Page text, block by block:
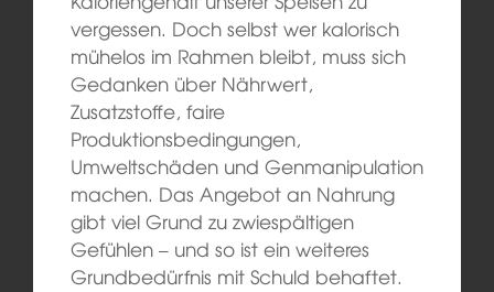
vergessen. Doch selbst wer kalorisch
mühelos im Rahmen bleibt, muss sich
Gedanken über Nährwert,
Zusatzstoffe, faire
Produktionsbedingungen,
Umweltschäden und Genmanipulation
machen. Das Angebot an Nahrung
gibt viel Grund zu zwiespältigen
Gefühlen – und so ist ein weiteres
Grundbedürfnis mit Schuld behaftet.